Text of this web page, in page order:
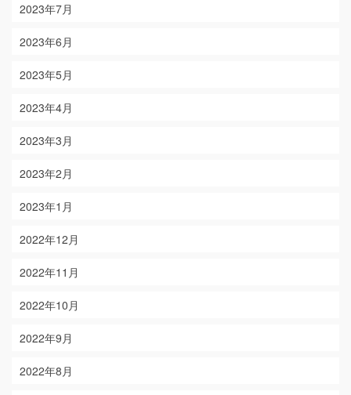
2023年7月
2023年6月
2023年5月
2023年4月
2023年3月
2023年2月
2023年1月
2022年12月
2022年11月
2022年10月
2022年9月
2022年8月